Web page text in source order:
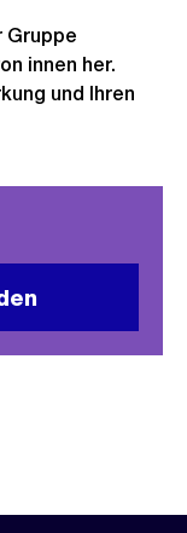
Gruppe
innen her.
und Ihren